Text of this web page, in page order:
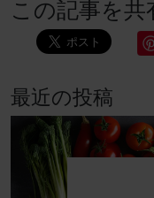
この記事を共
最近の投稿